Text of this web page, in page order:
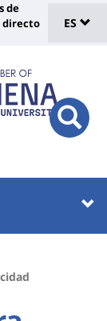
:
Shortcut
links
de
directo
de
ES